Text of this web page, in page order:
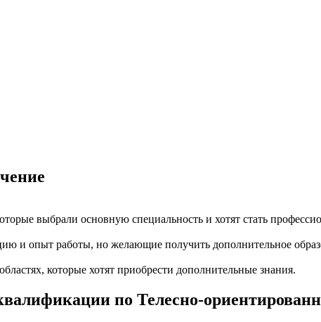
выбрали основную специальность и хотят стать
и опыт работы, но желающие получить дополнительное
которые хотят приобрести дополнительные знания.
по Телесно-